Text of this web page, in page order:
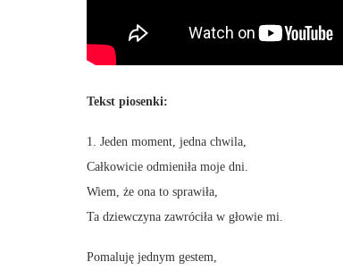
Tekst piosenki:
1. Jeden moment, jedna chwila,
Całkowicie odmieniła moje dni.
Wiem, że ona to sprawiła,
Ta dziewczyna zawróciła w głowie mi.
Pomaluję jednym gestem,